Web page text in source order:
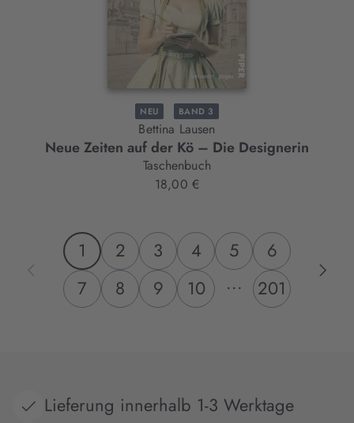
NEU BAND 3
Bettina Lausen
Neue Zeiten auf der Kö – Die Designerin
Taschenbuch
18,00 €
1 2 3 4 5
6
7
8 9 10 ... 201
Lieferung innerhalb 1-3 Werktage